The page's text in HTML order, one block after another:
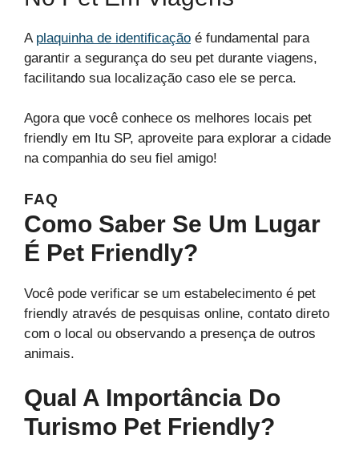
A plaquinha de identificação é fundamental para
garantir a segurança do seu pet durante viagens,
facilitando sua localização caso ele se perca.
Agora que você conhece os melhores locais pet
friendly em Itu SP, aproveite para explorar a cidade
na companhia do seu fiel amigo!
FAQ
Como Saber Se Um Lugar
É Pet Friendly?
Você pode verificar se um estabelecimento é pet
friendly através de pesquisas online, contato direto
com o local ou observando a presença de outros
animais.
Qual A Importância Do
Turismo Pet Friendly?